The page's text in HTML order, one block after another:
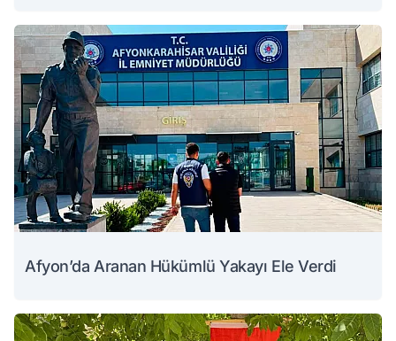
Afyon’da Aranan Hükümlü Yakayı Ele Verdi